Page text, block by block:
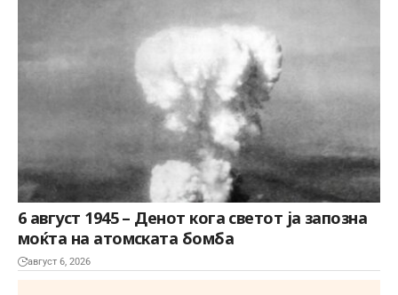
6 август 1945 – Денот кога светот ја запозна
моќта на атомската бомба
август 6, 2026